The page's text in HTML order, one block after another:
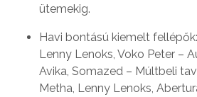
ütemekig.
Havi bontású kiemelt
Lenny Lenoks, Voko Peter –
Avika, Somazed – Múltbeli
Metha, Lenny Lenoks,